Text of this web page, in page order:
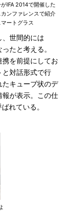
IFA 2014で開催した
カンファレンスで紹介
マートグラス
、世間的には
たと考える。
を前提にしてお
と対話形式で行
たキューブ状のデ
報が表示。この仕
れている。